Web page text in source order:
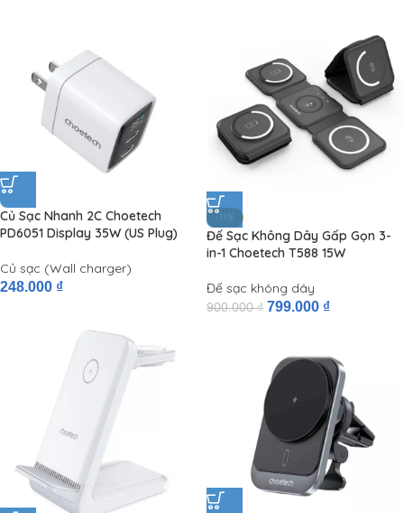
Củ Sạc Nhanh 2C Choetech
PD6051 Display 35W (US Plug)
Củ sạc (Wall charger)
248.000 ₫
-11%
Đế Sạc Không Dây Gấp Gọn 3-
in-1 Choetech T588 15W
Đế sạc không dây
900.000₫ 799.000 ₫